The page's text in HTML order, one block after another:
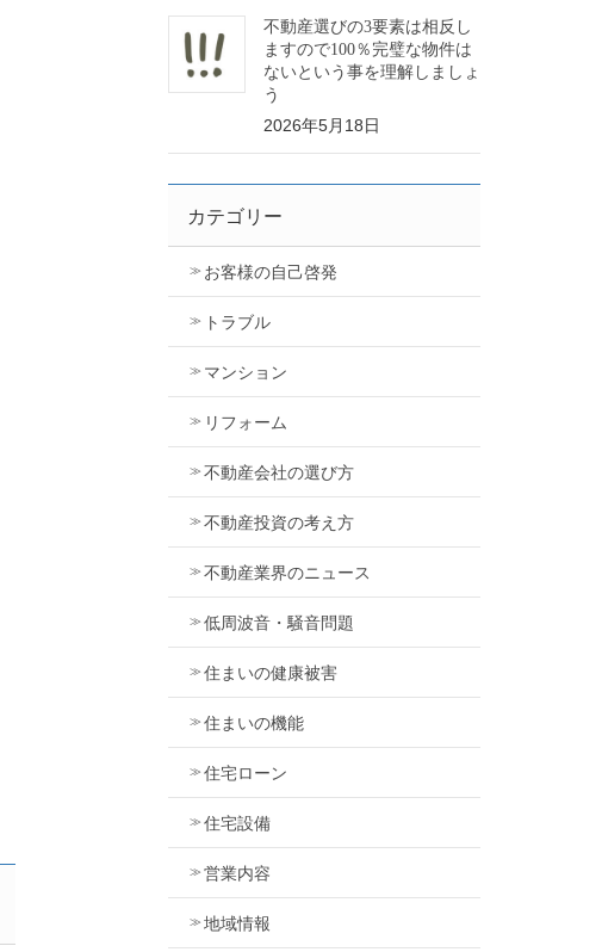
不動産選びの3要素は相反し
ますので100％完璧な物件は
ないという事を理解しましょ
う
2026年5月18日
カテゴリー
お客様の自己啓発
トラブル
マンション
リフォーム
不動産会社の選び方
不動産投資の考え方
不動産業界のニュース
低周波音・騒音問題
住まいの健康被害
住まいの機能
住宅ローン
住宅設備
営業内容
地域情報